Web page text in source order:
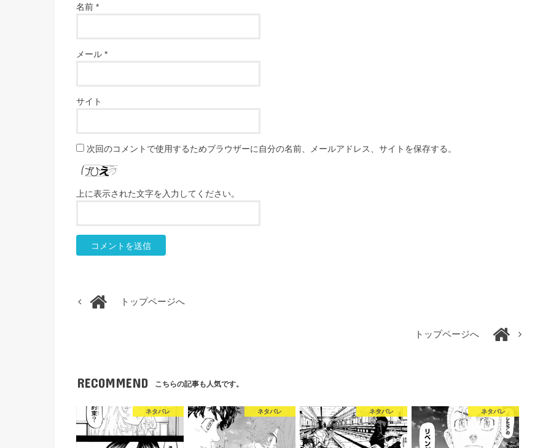
名前 *
メール *
サイト
次回のコメントで使用するためブラウザーに自分の名前、メールアドレス、サイトを保存する。
上に表示された文字を入力してください。
トップページへ
トップページへ
RECOMMEND こちらの記事も人気です。
ネタバレ ネタバレ ネタバレ ネタバレ